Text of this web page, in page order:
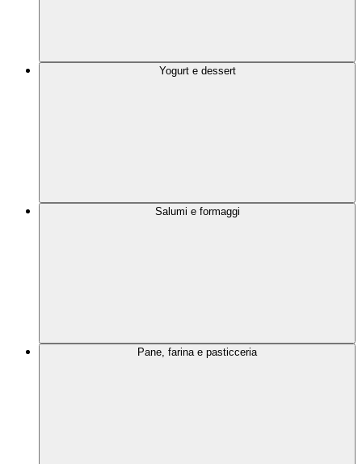
Yogurt e dessert
Salumi e formaggi
Pane, farina e pasticceria